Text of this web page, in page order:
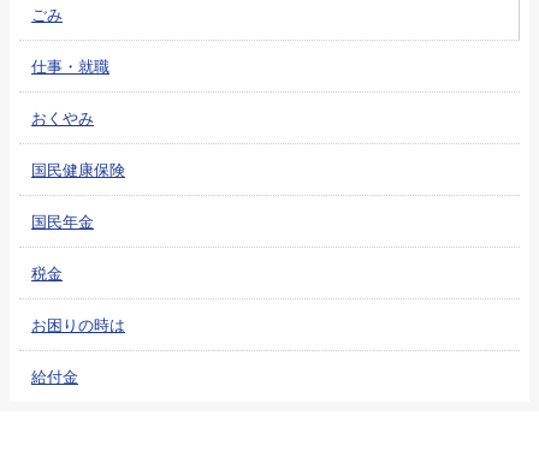
ごみ
仕事・就職
おくやみ
国民健康保険
国民年金
税金
お困りの時は
給付金